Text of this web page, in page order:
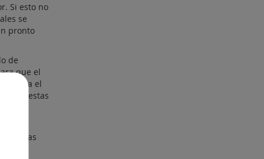
Si esto no
se
pronto
de
que el
el
que estas
.
y
las